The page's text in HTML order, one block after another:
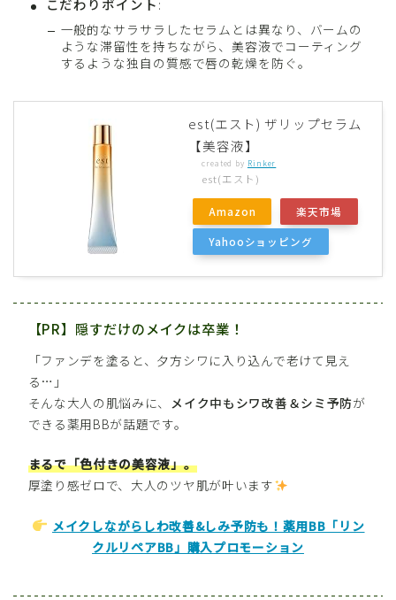
こだわりポイント:
一般的なサラサラしたセラムとは異なり、バームの
ような滞留性を持ちながら、美容液でコーティング
するような独自の質感で唇の乾燥を防ぐ。
est(エスト) ザリップセラム
【美容液】
created by Rinker
est(エスト)
Amazon 楽天市場
Yahooショッピング
【PR】隠すだけのメイクは卒業！
「ファンデを塗ると、夕方シワに入り込んで老けて見え
る…」
そんな大人の肌悩みに、 メイク中もシワ改善＆シミ予防が
できる薬用BBが話題です。
まるで「色付きの美容液」。
厚塗り感ゼロで、大人のツヤ肌が叶います
メイクしながらしわ改善&しみ予防も！薬用BB「リン
クルリペアBB」購入プロモーション